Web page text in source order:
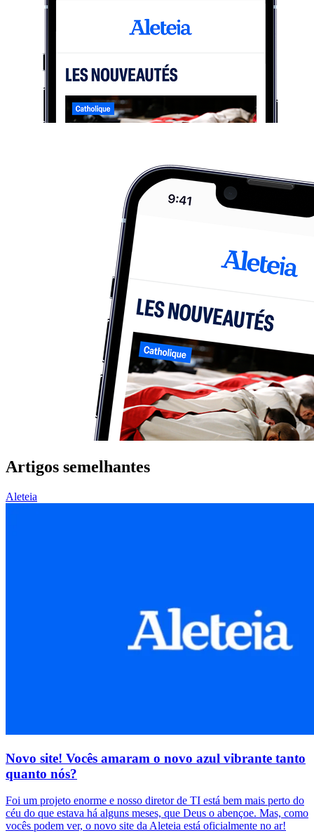
Artigos semelhantes
Aleteia
Novo site! Vocês amaram o novo azul vibrante tanto
quanto nós?
Foi um projeto enorme e nosso diretor de TI está bem mais perto do
céu do que estava há alguns meses, que Deus o abençoe. Mas, como
vocês podem ver, o novo site da Aleteia está oficialmente no ar!